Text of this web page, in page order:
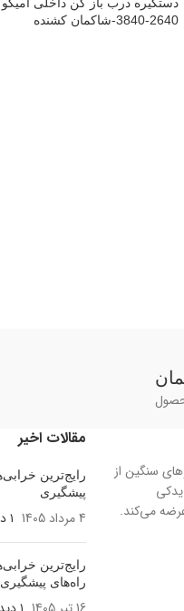
2640-3840-شاکمان کشنده
خودروهای سنگین از
یدکی
می‌کند.
مقالات اخیر
پیشگیری
4 مرداد 1405 ۱ دیدگاه
راه‌های پیشگیری